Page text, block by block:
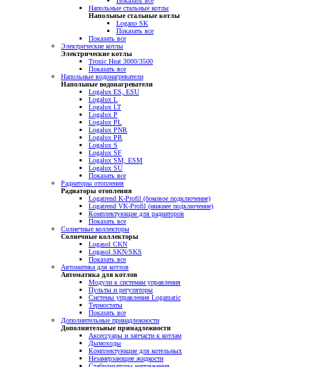
Напольные стальные котлы
Напольные стальные котлы
Logano SK
Показать все
Показать все
Электрические котлы
Электрические котлы
Tronic Heat 3000/3500
Показать все
Напольные водонагреватели
Напольные водонагреватели
Logalux ES, ESU
Logalux L
Logalux LT
Logalux P
Logalux PL
Logalux PNR
Logalux PR
Logalux S
Logalux SF
Logalux SM, ESM
Logalux SU
Показать все
Радиаторы отопления
Радиаторы отопления
Logatrend K-Profil (боковое подключение)
Logatrend VK-Profil (нижнее подключение)
Комплектующие для радиаторов
Показать все
Солнечные коллекторы
Солнечные коллекторы
Logasol CKN
Logasol SKN/SKS
Показать все
Автоматика для котлов
Автоматика для котлов
Модули к системам управления
Пульты и регуляторы
Системы управления Logamatic
Термостаты
Показать все
Дополнительные принадлежности
Дополнительные принадлежности
Аксессуары и запчасти к котлам
Дымоходы
Комплектующие для котельных
Незамерзающие жидкости